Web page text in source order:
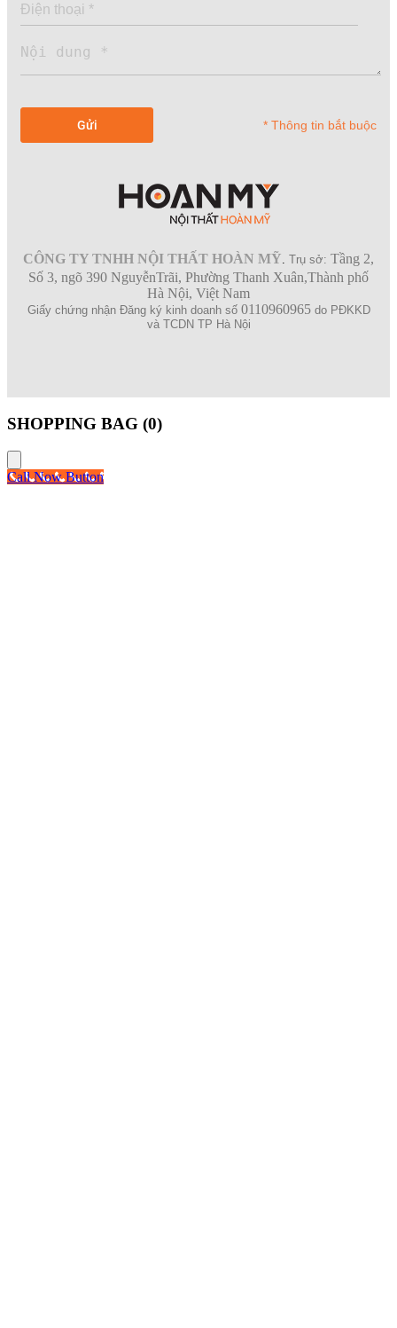
* Thông tin bắt buộc
CÔNG TY TNHH NỘI THẤT HOÀN MỸ. Trụ sở: Tầng 2,
Số 3, ngõ 390 NguyễnTrãi, Phường Thanh Xuân,Thành phố
Hà Nội, Việt Nam
Giấy chứng nhận Đăng ký kinh doanh số 0110960965do PĐKKD
và TCDN TP Hà Nội
SHOPPING BAG (0)
Call Now Button